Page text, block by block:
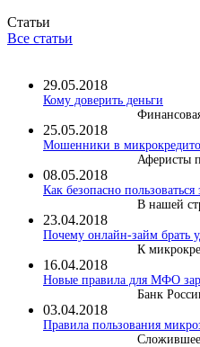
Статьи
Все статьи
29.05.2018
Кому доверить деньги
25.05.2018
Мошенники в
Аферисты
08.05.2018
Как безопасно
В нашей
23.04.2018
Почему онлайн-займ брать
К
16.04.2018
Новые правила для МФО
Банк
03.04.2018
​Правила пользования